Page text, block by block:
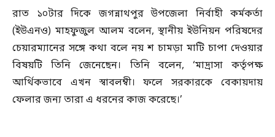
রাত ১০টার দিকে জগন্নাথপুর উপজেলা নির্বাহী কর্মকর্তা
(ইউএনও) মাহফুজুল আলম বলেন, স্থানীয় ইউনিয়ন পরিষদের
চেয়ারম্যানের সঙ্গে কথা বলে নয় শ চামড়া মাটি চাপা দেওয়ার
বিষয়টি তিনি জেনেছেন। তিনি বলেন, ‘মাদ্রাসা কর্তৃপক্ষ
আর্থিকভাবে এখন স্বাবলম্বী। ফলে সরকারকে বেকায়দায়
ফেলার জন্য তারা এ ধরনের কাজ করেছে।’